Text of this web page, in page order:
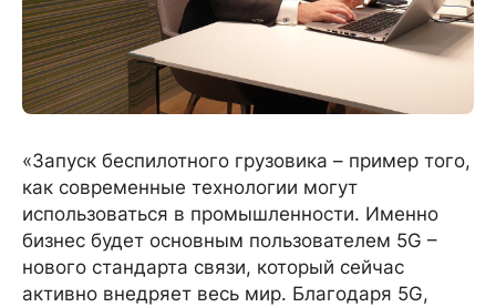
«Запуск беспилотного грузовика – пример того,
как современные технологии могут
использоваться в промышленности. Именно
бизнес будет основным пользователем 5G –
нового стандарта связи, который сейчас
активно внедряет весь мир. Благодаря 5G,